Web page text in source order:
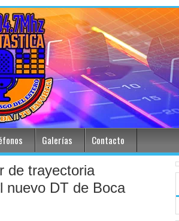
Galerías Contacto
de trayectoria
nuevo DT de Boca